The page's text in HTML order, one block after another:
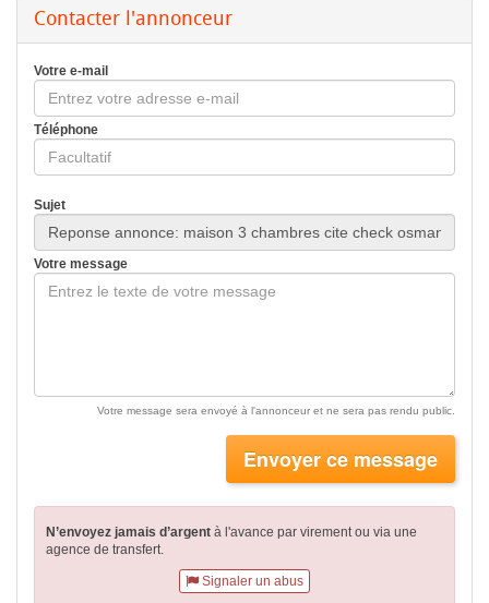
Contacter l'annonceur
Votre e-mail
Téléphone
Sujet
Votre message
Votre message sera envoyé à l'annonceur et ne sera pas rendu public.
Envoyer ce message
N’envoyez jamais d’argent à l'avance par virementou via une
agence de transfert.
Signaler un abus